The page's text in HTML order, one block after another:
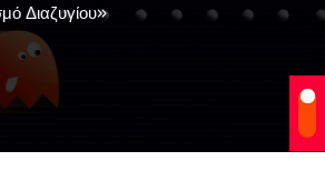
Διαζυγίου»